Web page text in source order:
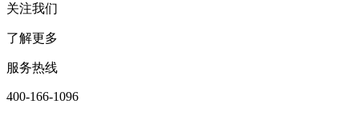
关注我们
了解更多
服务热线
400-166-1096